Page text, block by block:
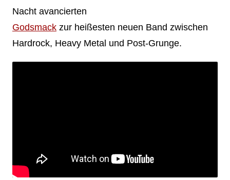
Nacht avancierten
Godsmack zur heißesten neuen Band zwischen
Hardrock, Heavy Metal und Post-Grunge.